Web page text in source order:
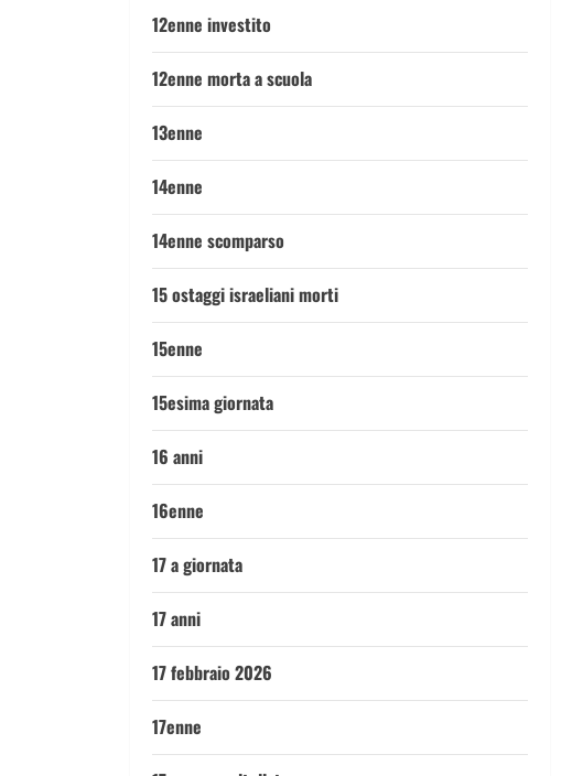
12enne investito
12enne morta a scuola
13enne
14enne
14enne scomparso
15 ostaggi israeliani morti
15enne
15esima giornata
16 anni
16enne
17 a giornata
17 anni
17 febbraio 2026
17enne